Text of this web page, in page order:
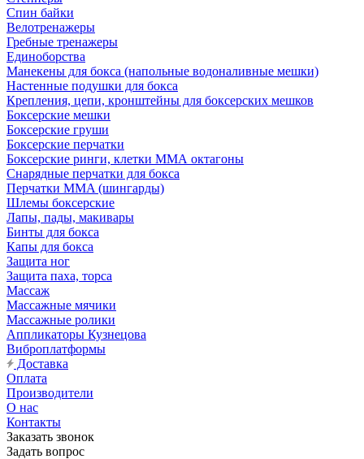
Спин байки
Велотренажеры
Гребные тренажеры
Единоборства
Манекены для бокса (напольные водоналивные мешки)
Настенные подушки для бокса
Крепления, цепи, кронштейны для боксерских мешков
Боксерские мешки
Боксерские груши
Боксерские перчатки
Боксерские ринги, клетки ММА октагоны
Снарядные перчатки для бокса
Перчатки MMA (шингарды)
Шлемы боксерские
Лапы, пады, макивары
Бинты для бокса
Капы для бокса
Защита ног
Защита паха, торса
Массаж
Массажные мячики
Массажные ролики
Аппликаторы Кузнецова
Виброплатформы
Доставка
Оплата
Производители
О нас
Контакты
Заказать звонок
Задать вопрос